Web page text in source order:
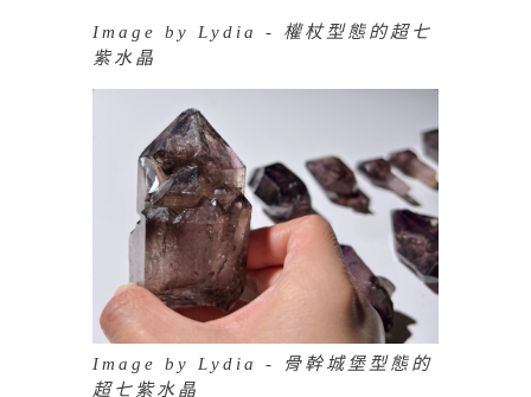
Image by Lydia - 權杖型態的超七
紫水晶
Image by Lydia - 骨幹城堡型態的
超七紫水晶